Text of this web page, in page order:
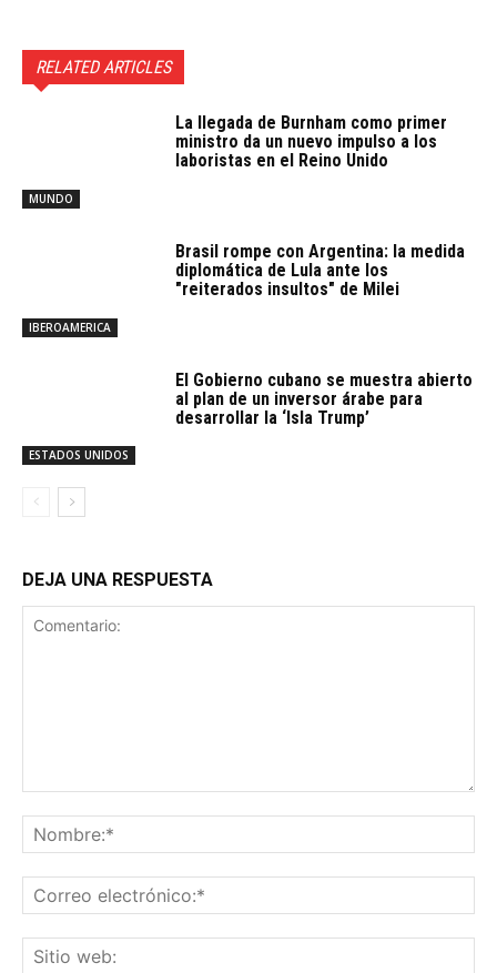
RELATED ARTICLES
MUNDO
La llegada de Burnham como primer
ministro da un nuevo impulso a los
laboristas en el Reino Unido
IBEROAMERICA
Brasil rompe con Argentina: la medida
diplomática de Lula ante los
"reiterados insultos" de Milei
ESTADOS UNIDOS
El Gobierno cubano se muestra abierto
al plan de un inversor árabe para
desarrollar la ‘Isla Trump’
DEJA UNA RESPUESTA